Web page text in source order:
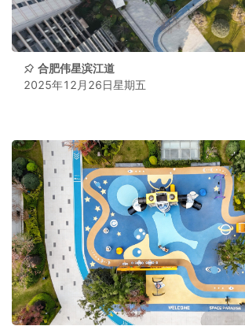
合肥伟星滨江道
2025年12月26日星期五